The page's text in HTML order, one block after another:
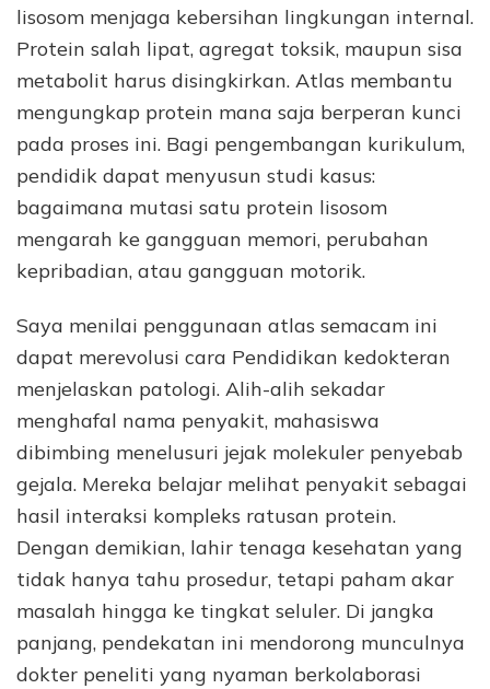
lisosom menjaga kebersihan lingkungan internal.
Protein salah lipat, agregat toksik, maupun sisa
metabolit harus disingkirkan. Atlas membantu
mengungkap protein mana saja berperan kunci
pada proses ini. Bagi pengembangan kurikulum,
pendidik dapat menyusun studi kasus:
bagaimana mutasi satu protein lisosom
mengarah ke gangguan memori, perubahan
kepribadian, atau gangguan motorik.
Saya menilai penggunaan atlas semacam ini
dapat merevolusi cara Pendidikan kedokteran
menjelaskan patologi. Alih-alih sekadar
menghafal nama penyakit, mahasiswa
dibimbing menelusuri jejak molekuler penyebab
gejala. Mereka belajar melihat penyakit sebagai
hasil interaksi kompleks ratusan protein.
Dengan demikian, lahir tenaga kesehatan yang
tidak hanya tahu prosedur, tetapi paham akar
masalah hingga ke tingkat seluler. Di jangka
panjang, pendekatan ini mendorong munculnya
dokter peneliti yang nyaman berkolaborasi